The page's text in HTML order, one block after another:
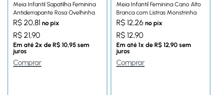
Meia Infantil Sapatilha Feminina
Antiderrapante Rosa Ovelhinha
R$ 20,81 no pix
R$ 21,90
Em até 2x de R$ 10,95 sem
juros
Comprar
Meia Infantil Feminina Cano Alto
Branca com Listras Monstrinha
R$ 12,26 no pix
R$ 12,90
Em até 1x de R$ 12,90 sem
juros
Comprar